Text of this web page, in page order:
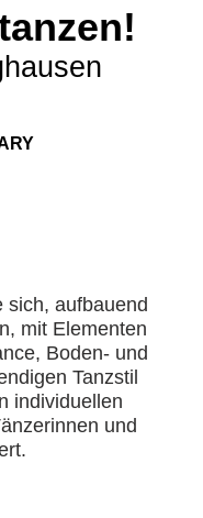
sich, aufbauend
mit Elementen
Boden- und
Tanzstil
individuellen
und